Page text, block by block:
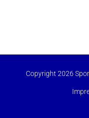
Copyright 2026